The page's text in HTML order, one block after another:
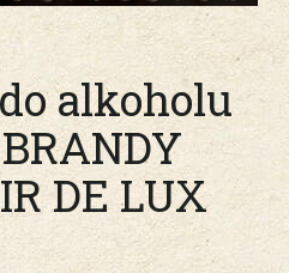
alkoholu
DE LUX